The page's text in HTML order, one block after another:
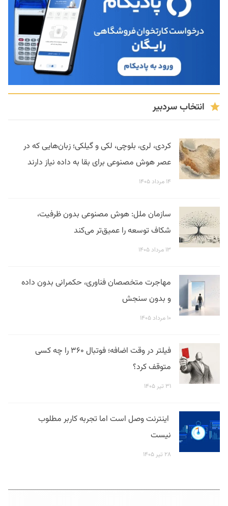
انتخاب سردبیر
کردی، لری، بلوچی، لکی و گیلکی؛ زبان‌هایی که در
عصر هوش مصنوعی برای بقا به داده نیاز دارند
۱۴ مرداد ۱۴۰۵
سازمان ملل: هوش مصنوعی بدون ظرفیت،
شکاف توسعه را عمیق‌تر می‌کند
۱۳ مرداد ۱۴۰۵
مهاجرت متخصصان فناوری، حکمرانی بدون داده
و بدون سنجش
۱۰ مرداد ۱۴۰۵
فیلتر در وقت اضافه؛ فوتبال ۳۶۰ را چه کسی
متوقف کرد؟
۳۱ تیر ۱۴۰۵
اینترنت وصل است اما تجربه کاربر مطلوب
نیست
۲۸ تیر ۱۴۰۵